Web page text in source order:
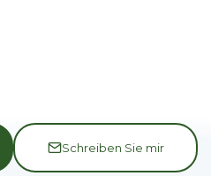
Schreiben Sie mir